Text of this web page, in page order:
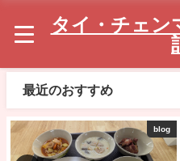
タイ・チェン
最近のおすすめ
blog